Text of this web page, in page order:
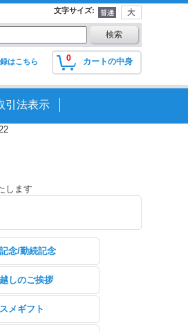
文字サイズ:
0 カートの中身
はこちら
引法表示
します
念/勤続記念
しのご挨拶
メギフト